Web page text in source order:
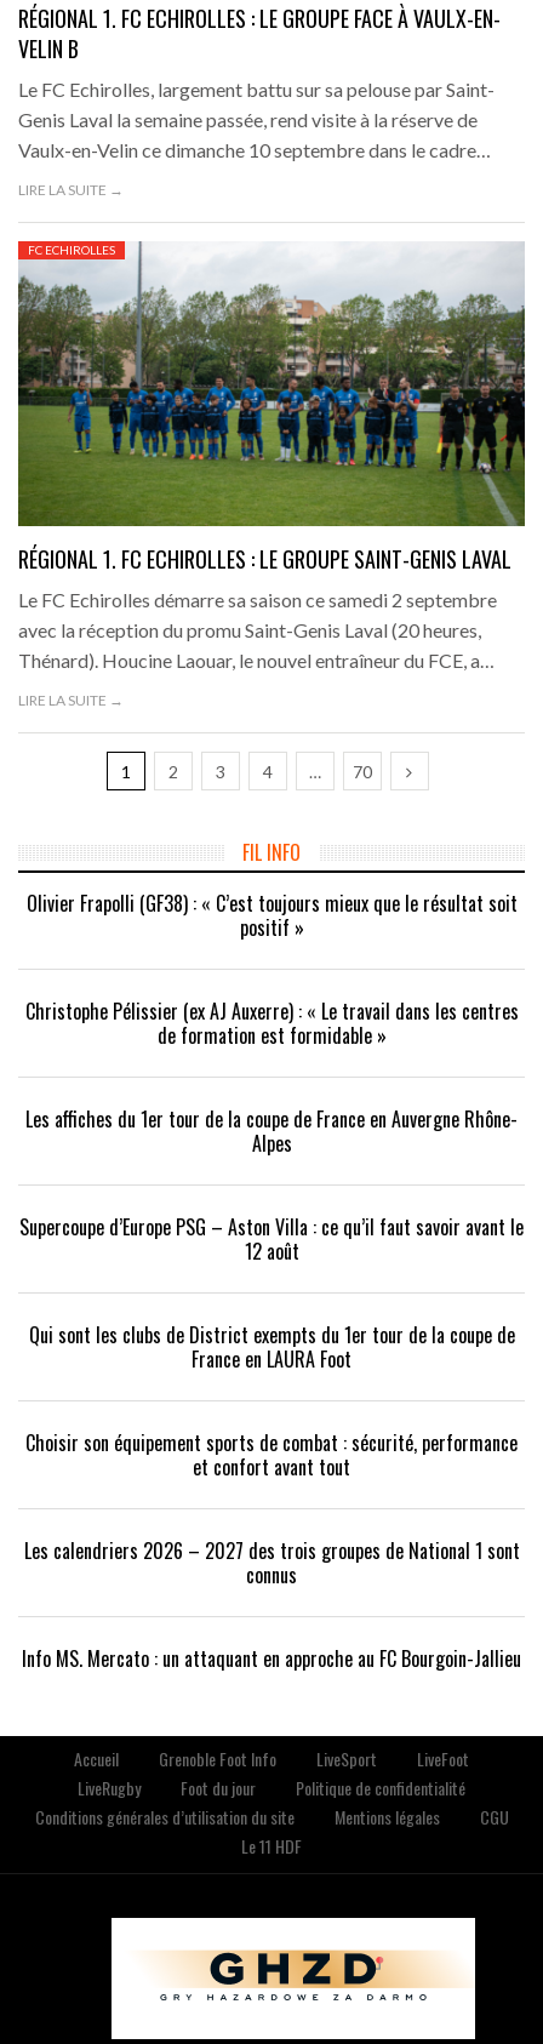
RÉGIONAL 1. FC ECHIROLLES : LE GROUPE FACE À VAULX-EN-
VELIN B
Le FC Echirolles, largement battu sur sa pelouse par Saint-
Genis Laval la semaine passée, rend visite à la réserve de
Vaulx-en-Velin ce dimanche 10 septembre dans le cadre…
LIRE LA SUITE →
FC ECHIROLLES
RÉGIONAL 1. FC ECHIROLLES : LE GROUPE SAINT-GENIS LAVAL
Le FC Echirolles démarre sa saison ce samedi 2 septembre
avec la réception du promu Saint-Genis Laval (20 heures,
Thénard). Houcine Laouar, le nouvel entraîneur du FCE, a…
LIRE LA SUITE →
1 2 3 4 … 70
FIL INFO
Olivier Frapolli (GF38) : « C’est toujours mieux que le résultat soit
positif »
Christophe Pélissier (ex AJ Auxerre) : « Le travail dans les centres
de formation est formidable »
Les affiches du 1er tour de la coupe de France en Auvergne Rhône-
Alpes
Supercoupe d’Europe PSG – Aston Villa : ce qu’il faut savoir avant le
12 août
Qui sont les clubs de District exempts du 1er tour de la coupe de
France en LAURA Foot
Choisir son équipement sports de combat : sécurité, performance
et confort avant tout
Les calendriers 2026 – 2027 des trois groupes de National 1 sont
connus
Info MS. Mercato : un attaquant en approche au FC Bourgoin-Jallieu
Accueil Grenoble Foot Info LiveSport
LiveFoot
LiveRugby
Foot du jour
Politique de confidentialité
Conditions générales d’utilisation du site
Mentions légales
CGU
Le 11 HDF